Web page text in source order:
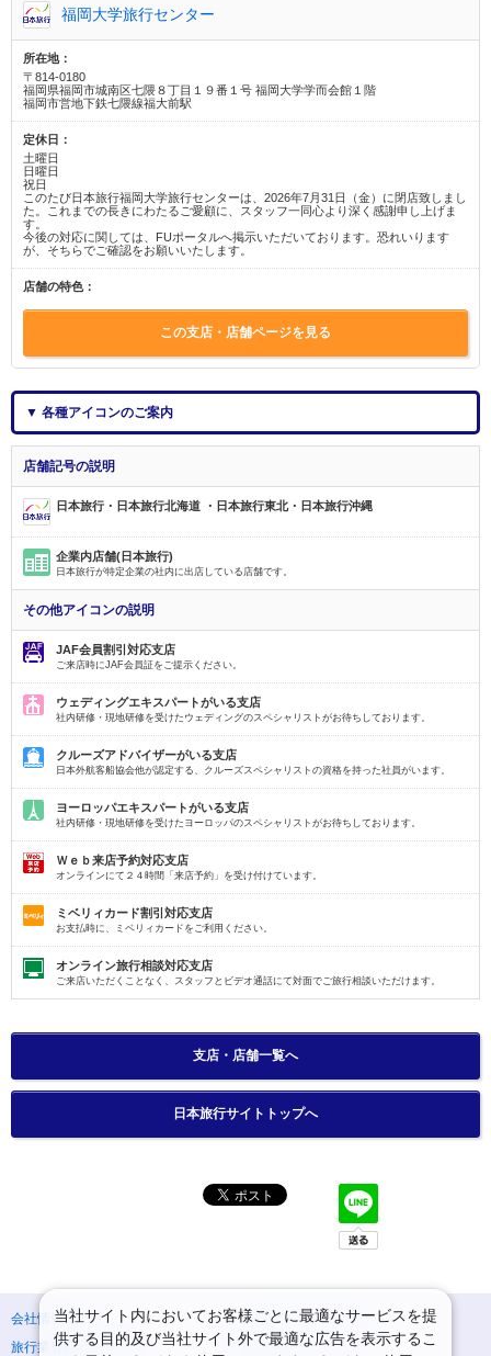
福岡大学旅行センター
所在地：
〒814-0180
福岡県福岡市城南区七隈８丁目１９番１号 福岡大学学而会館１階
福岡市営地下鉄七隈線福大前駅
定休日：
土曜日
日曜日
祝日
このたび日本旅行福岡大学旅行センターは、2026年7月31日（金）に閉店致しまし
た。これまでの長きにわたるご愛顧に、スタッフ一同心より深く感謝申し上げま
す。
今後の対応に関しては、FUポータルへ掲示いただいております。恐れいります
が、そちらでご確認をお願いいたします。
店舗の特色：
この支店・店舗ページを見る
▼ 各種アイコンのご案内
店舗記号の説明
日本旅行・日本旅行北海道 ・日本旅行東北・日本旅行沖縄
企業内店舗(日本旅行)
日本旅行が特定企業の社内に出店している店舗です。
その他アイコンの説明
JAF会員割引対応支店
ご来店時にJAF会員証をご提示ください。
ウェディングエキスパートがいる支店
社内研修・現地研修を受けたウェディングのスペシャリストがお待ちしております。
クルーズアドバイザーがいる支店
日本外航客船協会他が認定する、クルーズスペシャリストの資格を持った社員がいます。
ヨーロッパエキスパートがいる支店
社内研修・現地研修を受けたヨーロッパのスペシャリストがお待ちしております。
Ｗｅｂ来店予約対応支店
オンラインにて２４時間「来店予約」を受け付けています。
ミベリィカード割引対応支店
お支払時に、ミベリィカードをご利用ください。
オンライン旅行相談対応支店
ご来店いただくことなく、スタッフとビデオ通話にて対面でご旅行相談いただけます。
支店・店舗一覧へ
日本旅行サイトトップへ
会社情報
プライバシーポリシー
旅行業登録票・約款
規約集
当社サイト内においてお客様ごとに最適なサービスを提
供する目的及び当社サイト外で最適な広告を表示するこ